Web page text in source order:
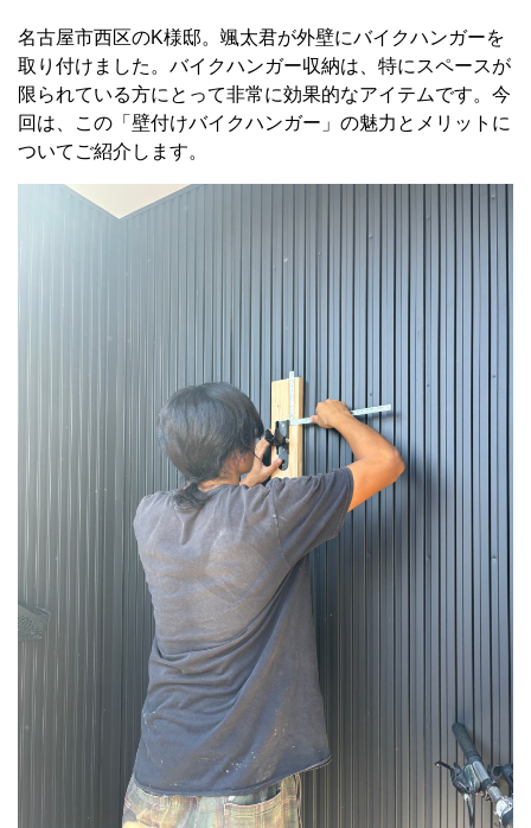
名古屋市西区のK様邸。颯太君が外壁にバイクハンガーを
取り付けました。バイクハンガー収納は、特にスペースが
限られている方にとって非常に効果的なアイテムです。今
回は、この「壁付けバイクハンガー」の魅力とメリットに
ついてご紹介します。